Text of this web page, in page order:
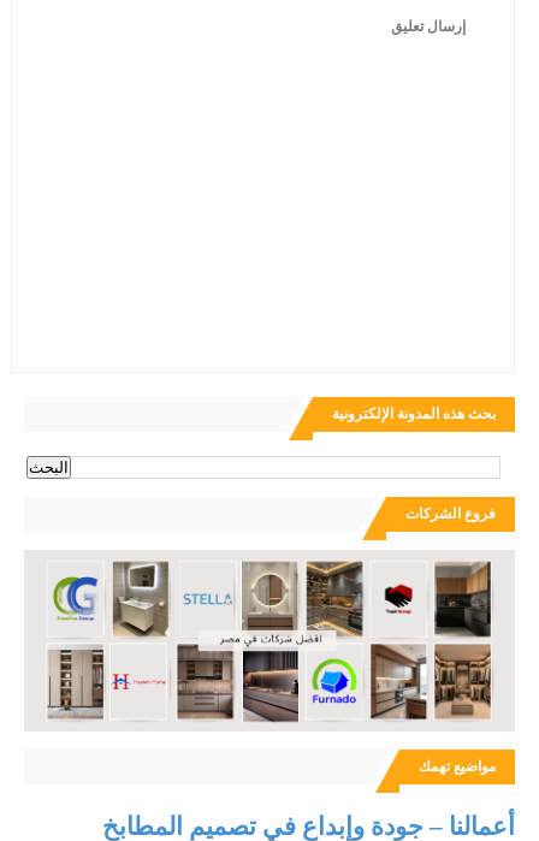
إرسال تعليق
بحث هذه المدونة الإلكترونية
فروع الشركات
مواضيع تهمك
أعمالنا – جودة وإبداع في تصميم المطابخ